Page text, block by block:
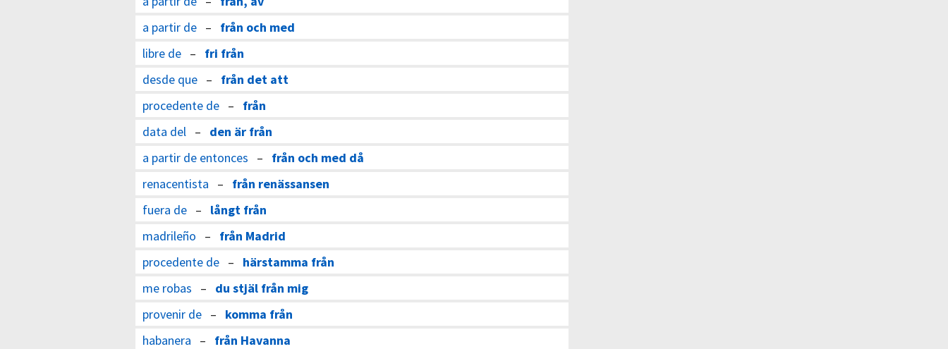
a partir de – från och med
libre de – fri från
desde que – från det att
procedente de – från
data del – den är från
a partir de entonces – från och med då
renacentista – från renässansen
fuera de – långt från
madrileño – från Madrid
procedente de – härstamma från
me robas – du stjäl från mig
provenir de – komma från
habanera – från Havanna